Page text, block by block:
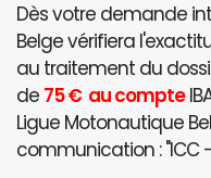
Dès votre demande
Belge vérifiera
au traitement du
de 75 € au compte
Ligue Motonautique
communication : "ICC